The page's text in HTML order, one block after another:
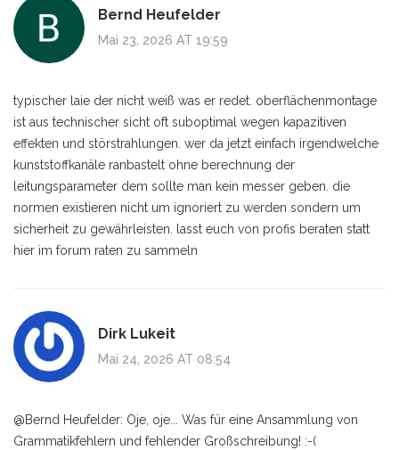
Bernd Heufelder
Mai 23, 2026 AT 19:59
typischer laie der nicht weiß was er redet. oberflächenmontage
ist aus technischer sicht oft suboptimal wegen kapazitiven
effekten und störstrahlungen. wer da jetzt einfach irgendwelche
kunststoffkanäle ranbastelt ohne berechnung der
leitungsparameter dem sollte man kein messer geben. die
normen existieren nicht um ignoriert zu werden sondern um
sicherheit zu gewährleisten. lasst euch von profis beraten statt
hier im forum raten zu sammeln
Dirk Lukeit
Mai 24, 2026 AT 08:54
@Bernd Heufelder: Oje, oje... Was für eine Ansammlung von
Grammatikfehlern und fehlender Großschreibung! :-(